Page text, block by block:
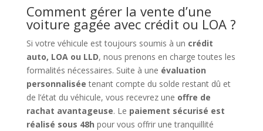
Comment gérer la vente d’une
voiture gagée avec crédit ou LOA ?
Si votre véhicule est toujours soumis à un crédit
auto, LOA ou LLD, nous prenons en charge toutes les
formalités nécessaires. Suite à une évaluation
personnalisée tenant compte du solde restant dû et
de l’état du véhicule, vous recevrez une offre de
rachat avantageuse. Le paiement sécurisé est
réalisé sous 48h pour vous offrir une tranquillité